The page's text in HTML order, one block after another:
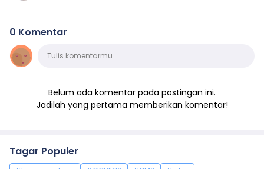
0 Komentar
KomentarTulis komentarmu…
Belum ada komentar pada postingan ini.
Jadilah yang pertama memberikan komentar!
Tagar Populer